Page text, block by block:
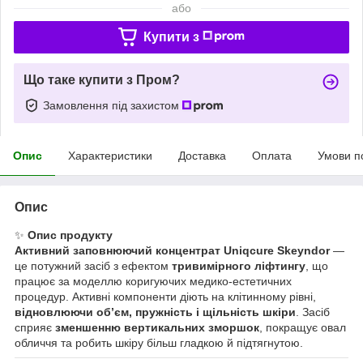
або
Купити з
Що таке купити з Пром?
Замовлення під захистом
Опис Характеристики Доставка Оплата Умови
Опис
✨ Опис продукту
Активний заповнюючий концентрат Uniqcure Skeyndor—
це потужний засіб з ефектом тривимірного ліфтингу , що
працює за моделлю коригуючих медико-естетичних
процедур. Активні компоненти діють на клітинному рівні,
відновлюючи об’єм, пружність і щільність шкіри . Засіб
сприяє зменшенню вертикальних зморшок , покращує овал
обличчя та робить шкіру більш гладкою й підтягнутою.